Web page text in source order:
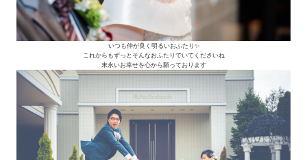
いつも仲が良く明るいおふたり✨
これからもずっとそんなおふたりでいてくださいね
末永いお幸せを心から願っております